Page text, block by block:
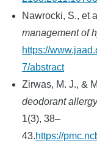
Nawrocki, S., et
management of
https://
7/abstract
Zirwas, M. J., &
deodorant
1(3), 38–
43.https://